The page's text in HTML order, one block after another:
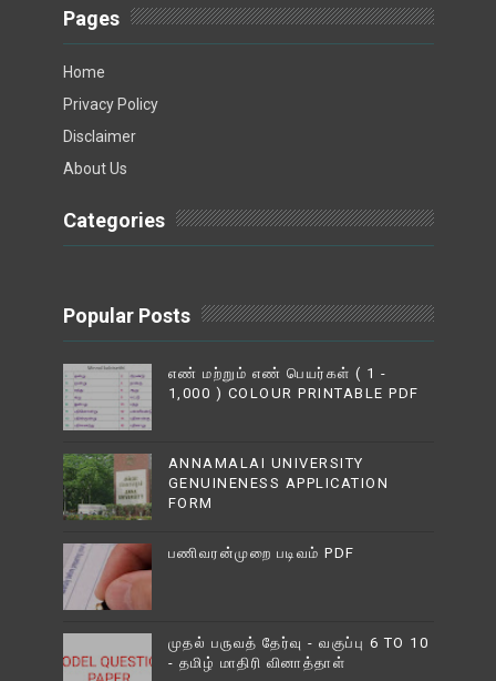
Pages
Home
Privacy Policy
Disclaimer
About Us
Categories
Popular Posts
எண் மற்றும் எண் பெயர்கள் ( 1 -
1,000 ) COLOUR PRINTABLE PDF
ANNAMALAI UNIVERSITY
GENUINENESS APPLICATION
FORM
பணிவரன்முறை படிவம் PDF
முதல் பருவத் தேர்வு - வகுப்பு 6 TO 10
- தமிழ் மாதிரி வினாத்தாள்